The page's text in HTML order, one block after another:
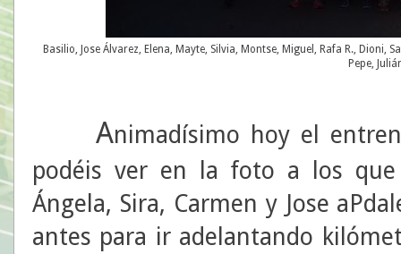
Basilio, Jose Álvarez, Elena, Mayte, Silvia, Montse, Miguel, Rafa R., Dioni,
Pepe,
Animadísimo hoy el
podéis ver en la foto a los que
Ángela, Sira, Carmen y Jose
antes para ir adelantando